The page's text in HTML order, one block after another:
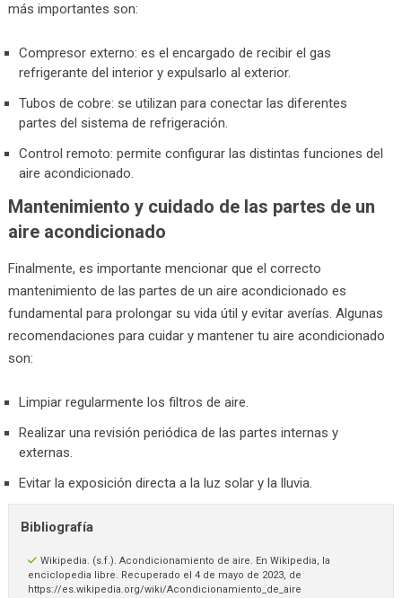
más importantes son:
Compresor externo: es el encargado de recibir el gas
refrigerante del interior y expulsarlo al exterior.
Tubos de cobre: se utilizan para conectar las diferentes
partes del sistema de refrigeración.
Control remoto: permite configurar las distintas funciones del
aire acondicionado.
Mantenimiento y cuidado de las partes de un
aire acondicionado
Finalmente, es importante mencionar que el correcto
mantenimiento de las partes de un aire acondicionado es
fundamental para prolongar su vida útil y evitar averías. Algunas
recomendaciones para cuidar y mantener tu aire acondicionado
son:
Limpiar regularmente los filtros de aire.
Realizar una revisión periódica de las partes internas y
externas.
Evitar la exposición directa a la luz solar y la lluvia.
Bibliografía
Wikipedia. (s.f.). Acondicionamiento de aire. En Wikipedia, la
enciclopedia libre. Recuperado el 4 de mayo de 2023, de
https://es.wikipedia.org/wiki/Acondicionamiento_de_aire